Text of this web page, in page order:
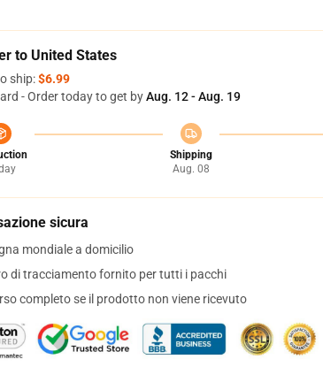
to United States
ship:$6.99
- Order today to get byAug. 12 - Aug. 19
Shipping
Aug. 08
sicura
mondiale a domicilio
di tracciamento fornito per tutti i pacchi
completo se il prodotto non viene ricevuto